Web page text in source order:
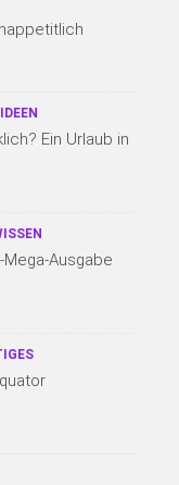
Ein Urlaub in
Ausgabe